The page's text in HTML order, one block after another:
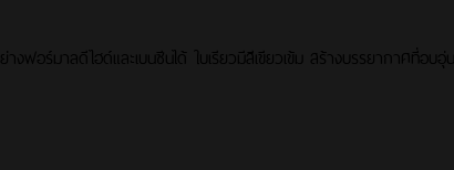
อร์มาลดีไฮด์และเบนซีนได้ ใบเรียวมีสีเขียวเข้ม สร้างบรรยากาศที่อบอุ่